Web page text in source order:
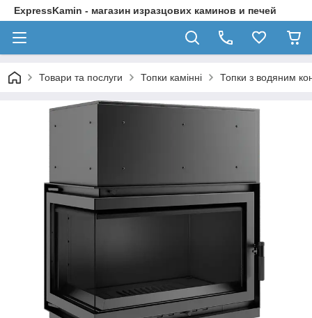
ExpressKamin - магазин изразцових каминов и печей
Товари та послуги Топки камінні Топки з водяним